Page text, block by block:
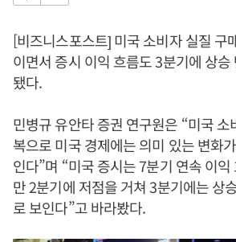
[비즈니스포스트] 미국 소비자 실질 구
이면서 증시 이익 흐름도 3분기에 상
됐다.
민병규 유안타 증권 연구원은 “미국 소
복으로 미국 경제에는 의미 있는 변화
인다”며 “미국 증시는 7분기 연속 이
만 2분기에 저점을 거쳐 3분기에는 상
로 보인다”고 바라봤다.